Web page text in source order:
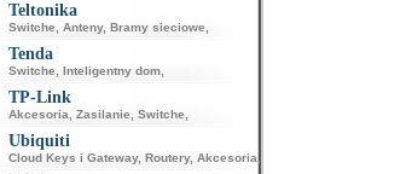
Teltonika
Switche Anteny, Bramy sieciowe
Tenda
Switche Inteligentny dom,
TP-Link
Akcesoria Zasilanie Switche
Ubiquiti
Cloud Keys i Gateway, Routery, Akcesoria